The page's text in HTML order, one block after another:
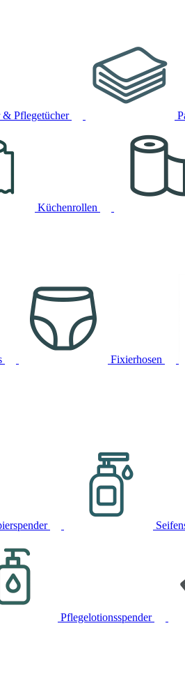
& Pflegetücher
Küchenrollen
Fixierhosen
Pflegelotionsspender